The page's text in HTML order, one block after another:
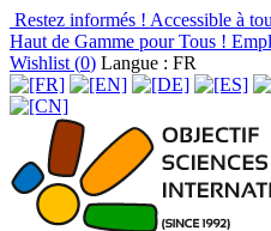
Restez informés ! Accessible à
Haut de Gamme pour Tous !
Wishlist (0) Langue : FR